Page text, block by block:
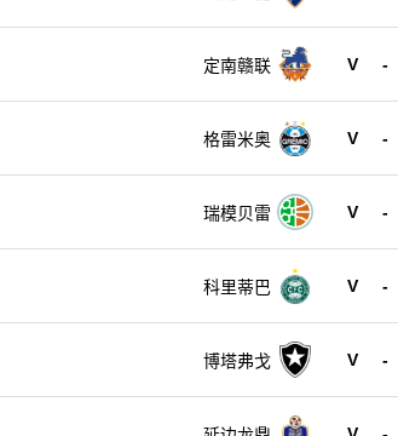
定南赣联 V -
格雷米奥 V -
瑞模贝雷 V -
科里蒂巴 V -
博塔弗戈 V -